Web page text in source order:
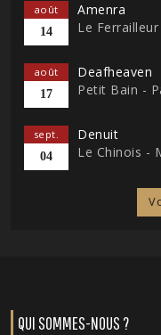
août
14
Amenra
Le
août
17
Deafheaven
Petit Bain -
sept.
04
Denuit
Le Chinois -
QUI SOMMES-NOUS ?